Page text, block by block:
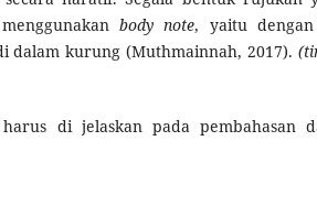
body note, yaitu
dalam kurung (Muthmainnah, 2017).
di jelaskan pada pembahasan